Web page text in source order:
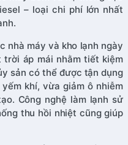
– loại chi phí lớn nhất
nhà máy và kho lạnh ngày
áp mái nhằm tiết kiệm
sản có thể được tận dụng
khí, vừa giảm ô nhiễm
Công nghệ làm lạnh sử
thu hồi nhiệt cũng giúp